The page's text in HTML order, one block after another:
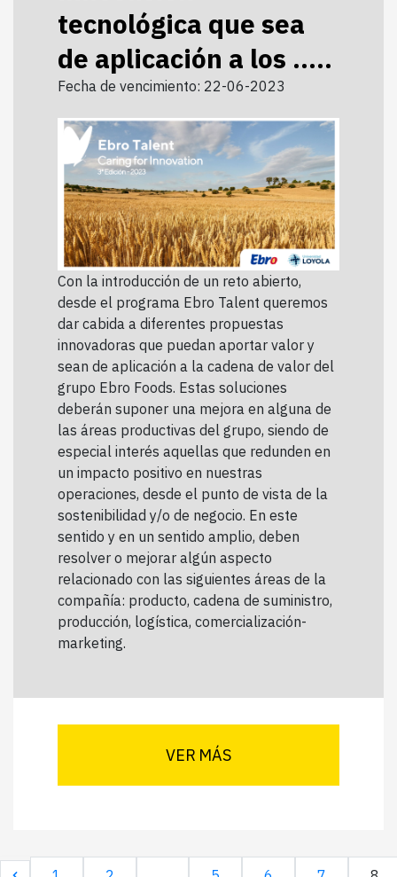
tecnológica que sea
de aplicación a los .....
Fecha de vencimiento: 22-06-2023
Con la introducción de un reto abierto,
desde el programa Ebro Talent queremos
dar cabida a diferentes propuestas
innovadoras que puedan aportar valor y
sean de aplicación a la cadena de valor del
grupo Ebro Foods. Estas soluciones
deberán suponer una mejora en alguna de
las áreas productivas del grupo, siendo de
especial interés aquellas que redunden en
un impacto positivo en nuestras
operaciones, desde el punto de vista de la
sostenibilidad y/o de negocio. En este
sentido y en un sentido amplio, deben
resolver o mejorar algún aspecto
relacionado con las siguientes áreas de la
compañía: producto, cadena de suministro,
producción, logística, comercialización-
marketing.
VER MÁS